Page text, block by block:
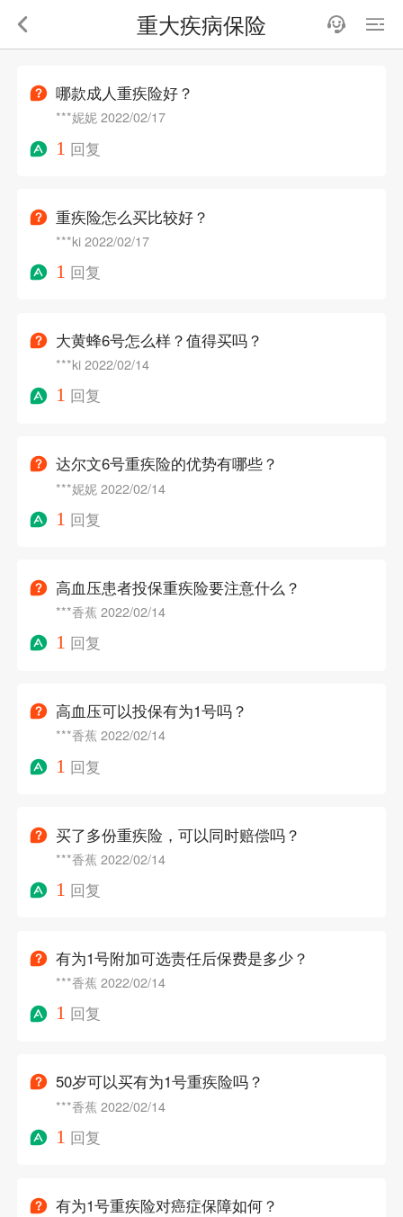
重大疾病保险
哪款成人重疾险好？
***妮妮 2022/02/17
1 回复
重疾险怎么买比较好？
***ki 2022/02/17
1 回复
大黄蜂6号怎么样？值得买吗？
***ki 2022/02/14
1 回复
达尔文6号重疾险的优势有哪些？
***妮妮 2022/02/14
1 回复
高血压患者投保重疾险要注意什么？
***香蕉 2022/02/14
1 回复
高血压可以投保有为1号吗？
***香蕉 2022/02/14
1 回复
买了多份重疾险，可以同时赔偿吗？
***香蕉 2022/02/14
1 回复
有为1号附加可选责任后保费是多少？
***香蕉 2022/02/14
1 回复
50岁可以买有为1号重疾险吗？
***香蕉 2022/02/14
1 回复
有为1号重疾险对癌症保障如何？